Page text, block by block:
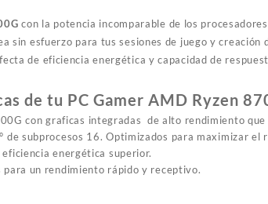
con la potencia incomparable de los
sin esfuerzo para tus sesiones de juego y creación
de eficiencia energética y capacidad de
de tu PC Gamer AMD Ryzen
con graficas integradas de alto rendimiento
de subprocesos 16. Optimizados para maximizar
energética superior.
para un rendimiento rápido y receptivo.